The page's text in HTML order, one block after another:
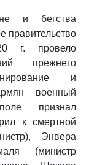
и бегства
правительство
г. провело
прежнего
и
военный
признал
к смертной
Энвера
(министр